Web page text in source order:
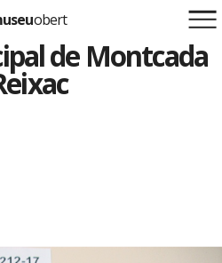
la iniciativa
obert
de Montcada